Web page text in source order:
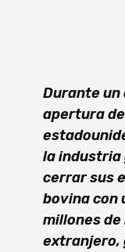
Durante un
apertura
la industria
cerrar sus
bovina con
millones
extranjero,